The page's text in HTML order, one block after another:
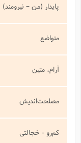
پایدار (من – نیرومند)
متواضع
آرام، متین
مصلحت‌اندیش
کم‌رو - خجالتی